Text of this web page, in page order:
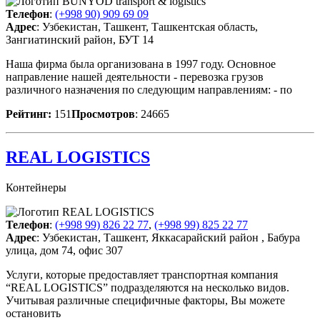
Телефон: (+998 90) 909 69 09
Адрес: Узбекистан, Ташкент, Ташкентская область,
Зангиатинский район, БУТ 14
Наша фирма была организована в 1997 году. Основное
направление нашей деятельности - перевозка грузов
различного назначения по следующим направлениям: - по
Рейтинг: 151Просмотров: 24665
REAL LOGISTICS
Контейнеры
Телефон: (+998 99) 826 22 77, (+998 99) 825 22 77
Адрес: Узбекистан, Ташкент, Яккасарайский район , Бабура
улица, дом 74, офис 307
Услуги, которые предоставляет транспортная компания
“REAL LOGISTICS” подразделяются на несколько видов.
Учитывая различные специфичные факторы, Вы можете
остановить